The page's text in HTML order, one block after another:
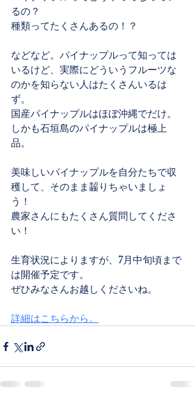
るの？
種類ってたくさんあるの！？
などなど。パイナップルって知っては
いるけど、実際にどういうフルーツな
のかを知らない人はたくさんいるは
ず。
国産パイナップルはほぼ沖縄でだけ。
しかも石垣島のパイナップルは極上
品。
美味しいパイナップルを自分たちで収
穫して、そのまま齧りちゃいましょ
う！
農家さんにもたくさん質問してくださ
い！
生育状況によりますが、7月中旬頃まで
は開催予定です。
ぜひみなさんお越しくださいね。
詳細はこちらから。